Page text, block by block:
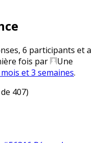
6 participants et a
fois par
Une
et 3 semaines.
407)